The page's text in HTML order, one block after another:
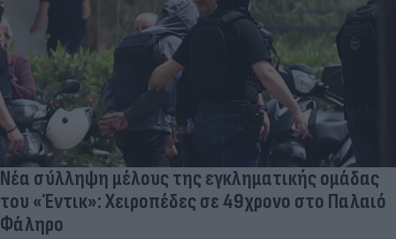
Νέα σύλληψη μέλους της εγκληματικής ομάδας
του «Έντικ»: Χειροπέδες σε 49χρονο στο Παλαιό
Φάληρο